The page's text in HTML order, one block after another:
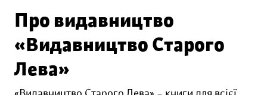
Про видавництво
«Видавництво Старого
Лева»